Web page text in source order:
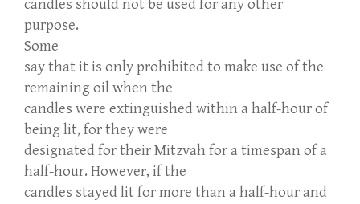
candles should not be used for any other
purpose.
Some
say that it is only prohibited to make use of the
remaining oil when the
candles were extinguished within a half-hour of
being lit, for they were
designated for their Mitzvah for a timespan of a
half-hour. However, if the
candles stayed lit for more than a half-hour and